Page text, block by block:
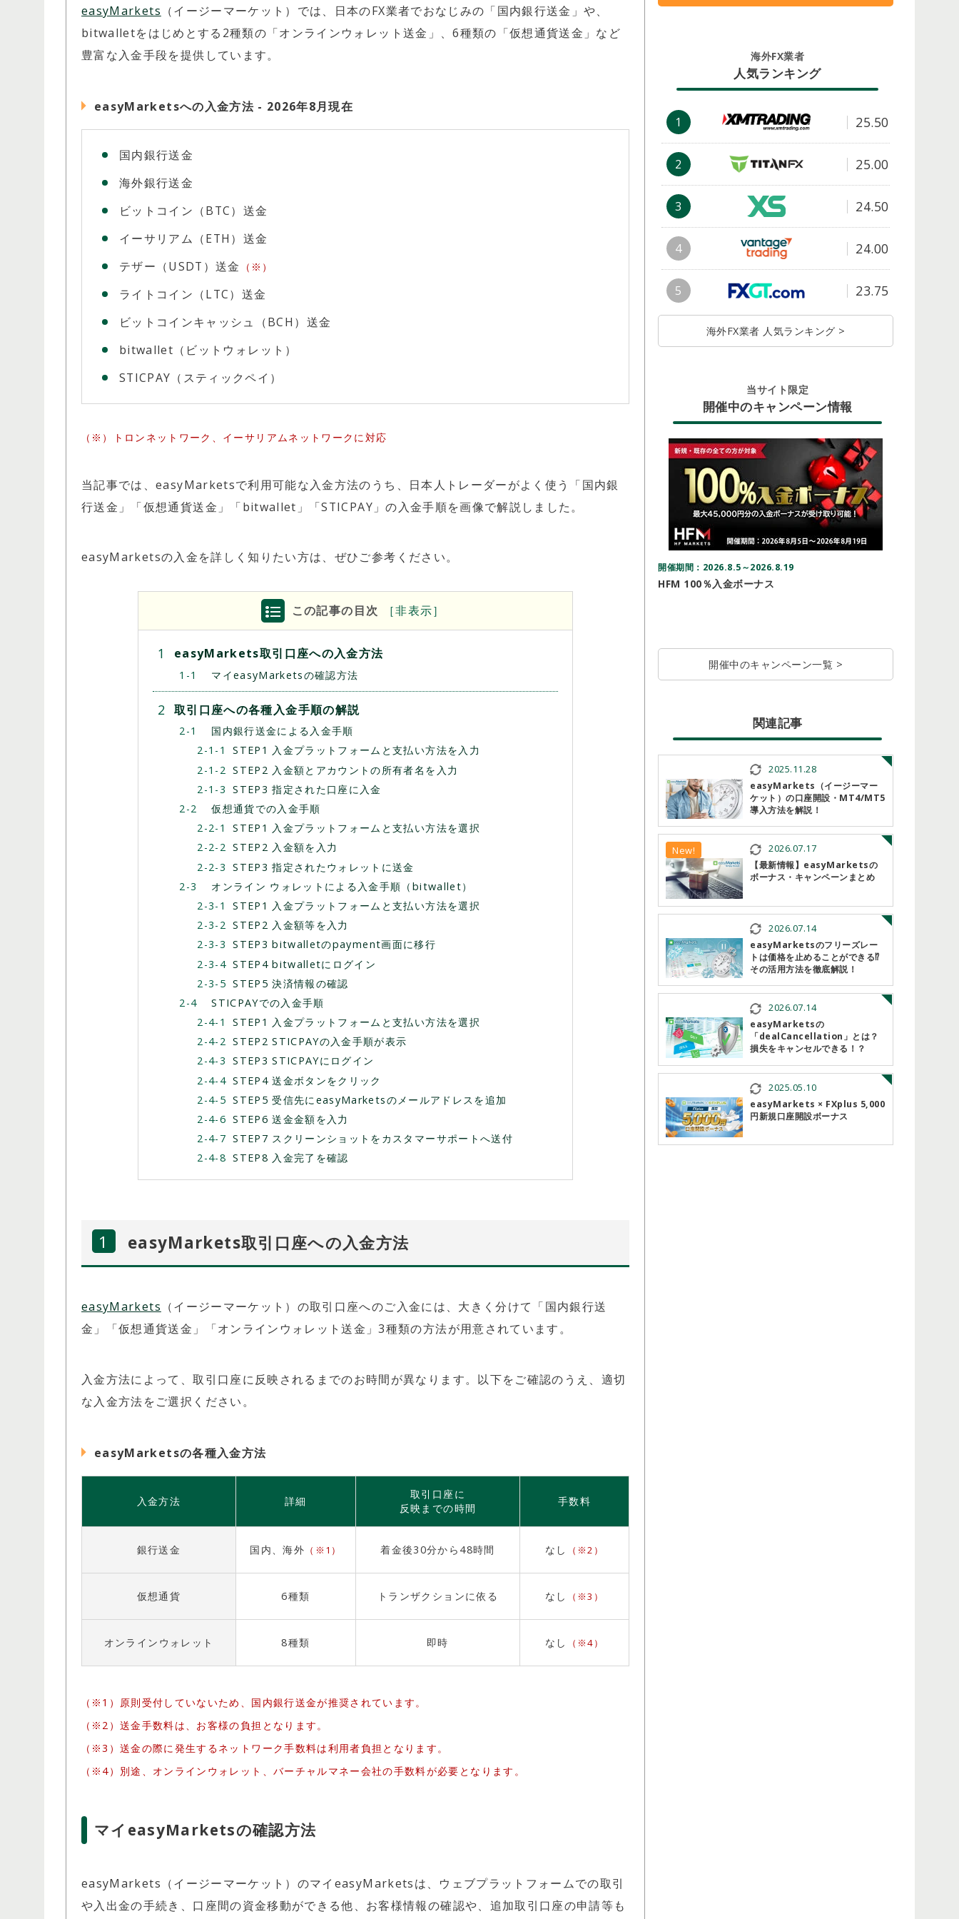
easyMarkets （イージーマーケット）では、日本のFX業者でおなじみの「国内銀行送金」や、
bitwalletをはじめとする2種類の「オンラインウォレット送金」、6種類の「仮想通貨送金」など
豊富な入金手段を提供しています。
easyMarketsへの入金方法 - 2026年8月現在
国内銀行送金
海外銀行送金
ビットコイン（BTC）送金
イーサリアム（ETH）送金
テザー（USDT）送金
（※）
ライトコイン（LTC）送金
ビットコインキャッシュ（BCH）送金
bitwallet（ビットウォレット）
STICPAY（スティックペイ）
トロンネットワーク、イーサリアムネットワークに対応
当記事では、easyMarketsで利用可能な入金方法のうち、日本人トレーダーがよく使う「国内銀
行送金」「仮想通貨送金」「bitwallet」「STICPAY」の入金手順を画像で解説しました。
easyMarketsの入金を詳しく知りたい方は、ぜひご参考ください。
この記事の目次 ［非表示］
easyMarkets取引口座への入金方法
マイeasyMarketsの確認方法
取引口座への各種入金手順の解説
国内銀行送金による入金手順
STEP1 入金プラットフォームと支払い方法を入力
STEP2 入金額とアカウントの所有者名を入力
STEP3 指定された口座に入金
仮想通貨での入金手順
STEP1 入金プラットフォームと支払い方法を選択
STEP2 入金額を入力
STEP3 指定されたウォレットに送金
オンライン ウォレットによる入金手順（bitwallet）
STEP1 入金プラットフォームと支払い方法を選択
STEP2 入金額等を入力
STEP3 bitwalletのpayment画面に移行
STEP4 bitwalletにログイン
STEP5 決済情報の確認
STICPAYでの入金手順
STEP1 入金プラットフォームと支払い方法を選択
STEP2 STICPAYの入金手順が表示
STEP3 STICPAYにログイン
STEP4 送金ボタンをクリック
STEP5 受信先にeasyMarketsのメールアドレスを追加
STEP6 送金金額を入力
STEP7 スクリーンショットをカスタマーサポートへ送付
STEP8 入金完了を確認
easyMarkets取引口座への入金方法
easyMarkets （イージーマーケット）の取引口座へのご入金には、大きく分けて「国内銀行送
金」「仮想通貨送金」「オンラインウォレット送金」3種類の方法が用意されています。
入金方法によって、取引口座に反映されるまでのお時間が異なります。以下をご確認のうえ、適切
な入金方法をご選択ください。
easyMarketsの各種入金方法
入金方法 詳細
取引口座に
反映までの時間
手数料
銀行送金 国内、海外 （※1） 着金後30分から48時間 なし （※2）
仮想通貨 6種類 トランザクションに依る なし （※3）
オンラインウォレット 8種類 即時 なし （※4）
原則受付していないため、国内銀行送金が推奨されています。
送金手数料は、お客様の負担となります。
送金の際に発生するネットワーク手数料は利用者負担となります。
別途、オンラインウォレット、バーチャルマネー会社の手数料が必要となります。
マイeasyMarketsの確認方法
easyMarkets（イージーマーケット）のマイeasyMarketsは、ウェブプラットフォームでの取引
や入出金の手続き、口座間の資金移動ができる他、お客様情報の確認や、追加取引口座の申請等も
海外FX業者
人気ランキング
1 25.50
2 25.00
3 24.50
4 24.00
5 23.75
海外FX業者 人気ランキング >
当サイト限定
開催中のキャンペーン情報
開催期間：常時開催 開催期間：2026.8.7～2026.8.28 開催期間：2026.8.5～2026.8.19
HFM 100％入金ボーナス
開催中のキャンペーン一覧 >
関連記事
2025.11.28
easyMarkets（イージーマー
ケット）の口座開設・MT4/MT5
導入方法を解説！
New! 2026.07.17
【最新情報】easyMarketsの
ボーナス・キャンペーンまとめ
2026.07.14
easyMarketsのフリーズレー
トは価格を止めることができる⁉︎
その活用方法を徹底解説！
2026.07.14
easyMarketsの
「dealCancellation」とは？
損失をキャンセルできる！？
2025.05.10
easyMarkets × FXplus 5,000
円新規口座開設ボーナス